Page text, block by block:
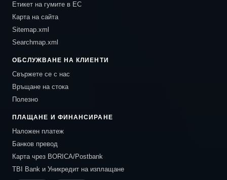
Етикет на гумите в ЕС
Карта на сайта
Sitemap.xml
Searchmap.xml
ОБСЛУЖВАНЕ НА КЛИЕНТИ
Свържете се с нас
Връщане на стока
Полезно
ПЛАЩАНЕ И ФИНАНСИРАНЕ
Наложен платеж
Банков превод
Карта чрез BORICA/Postbank
TBI Bank и Уникредит на изплащане